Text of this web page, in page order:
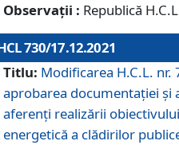
Observații : Republică
730/17.12.2021
Titlu: Modificarea H.C.L.
aprobarea documentației
aferenți realizării
energetică a clădirilor